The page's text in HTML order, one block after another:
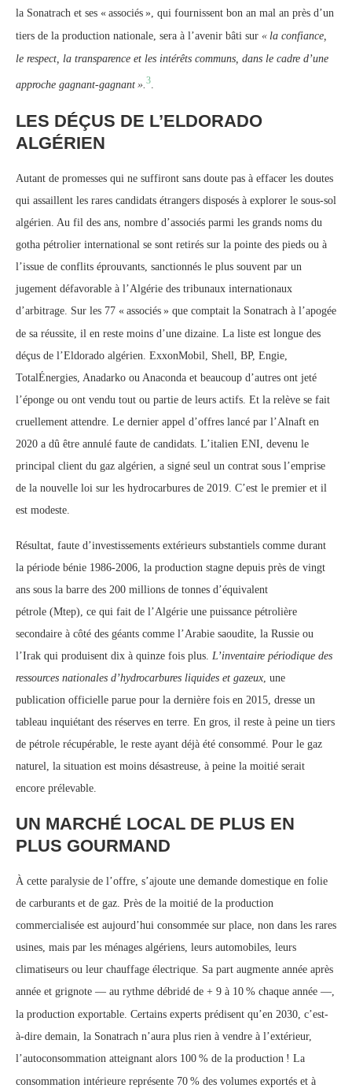
la Sonatrach et ses « associés », qui fournissent bon an mal an près d’un
tiers de la production nationale, sera à l’avenir bâti sur « la confiance,
le respect, la transparence et les intérêts communs, dans le cadre d’une
approche gagnant-gagnant ». 3
LES DÉÇUS DE L’ELDORADO
ALGÉRIEN
Autant de promesses qui ne suffiront sans doute pas à effacer les doutes
qui assaillent les rares candidats étrangers disposés à explorer le sous-sol
algérien. Au fil des ans, nombre d’associés parmi les grands noms du
gotha pétrolier international se sont retirés sur la pointe des pieds ou à
l’issue de conflits éprouvants, sanctionnés le plus souvent par un
jugement défavorable à l’Algérie des tribunaux internationaux
d’arbitrage. Sur les 77 « associés » que comptait la Sonatrach à l’apogée
de sa réussite, il en reste moins d’une dizaine. La liste est longue des
déçus de l’Eldorado algérien. ExxonMobil, Shell, BP, Engie,
TotalÉnergies, Anadarko ou Anaconda et beaucoup d’autres ont jeté
l’éponge ou ont vendu tout ou partie de leurs actifs. Et la relève se fait
cruellement attendre. Le dernier appel d’offres lancé par l’Alnaft en
2020 a dû être annulé faute de candidats. L’italien ENI, devenu le
principal client du gaz algérien, a signé seul un contrat sous l’emprise
de la nouvelle loi sur les hydrocarbures de 2019. C’est le premier et il
est modeste.
Résultat, faute d’investissements extérieurs substantiels comme durant
la période bénie 1986-2006, la production stagne depuis près de vingt
ans sous la barre des 200 millions de tonnes d’équivalent
pétrole (Mtep), ce qui fait de l’Algérie une puissance pétrolière
secondaire à côté des géants comme l’Arabie saoudite, la Russie ou
l’Irak qui produisent dix à quinze fois plus. L’inventaire périodique des
ressources nationales d’hydrocarbures liquides et gazeux , une
publication officielle parue pour la dernière fois en 2015, dresse un
tableau inquiétant des réserves en terre. En gros, il reste à peine un tiers
de pétrole récupérable, le reste ayant déjà été consommé. Pour le gaz
naturel, la situation est moins désastreuse, à peine la moitié serait
encore prélevable.
UN MARCHÉ LOCAL DE PLUS EN
PLUS GOURMAND
À cette paralysie de l’offre, s’ajoute une demande domestique en folie
de carburants et de gaz. Près de la moitié de la production
commercialisée est aujourd’hui consommée sur place, non dans les rares
usines, mais par les ménages algériens, leurs automobiles, leurs
climatiseurs ou leur chauffage électrique. Sa part augmente année après
année et grignote — au rythme débridé de + 9 à 10 % chaque année —,
la production exportable. Certains experts prédisent qu’en 2030, c’est-
à-dire demain, la Sonatrach n’aura plus rien à vendre à l’extérieur,
l’autoconsommation atteignant alors 100 % de la production ! La
consommation intérieure représente 70 % des volumes exportés et à